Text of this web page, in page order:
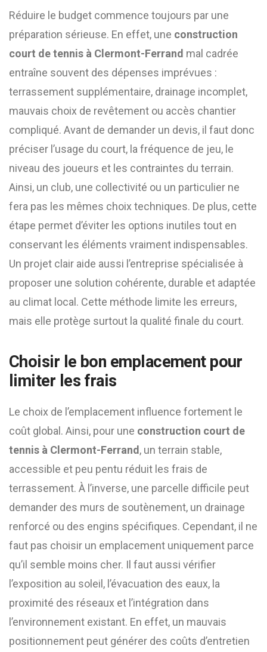
Réduire le budget commence toujours par une
préparation sérieuse. En effet, une construction
court de tennis à Clermont-Ferrand mal cadrée
entraîne souvent des dépenses imprévues :
terrassement supplémentaire, drainage incomplet,
mauvais choix de revêtement ou accès chantier
compliqué. Avant de demander un devis, il faut donc
préciser l’usage du court, la fréquence de jeu, le
niveau des joueurs et les contraintes du terrain.
Ainsi, un club, une collectivité ou un particulier ne
fera pas les mêmes choix techniques. De plus, cette
étape permet d’éviter les options inutiles tout en
conservant les éléments vraiment indispensables.
Un projet clair aide aussi l’entreprise spécialisée à
proposer une solution cohérente, durable et adaptée
au climat local. Cette méthode limite les erreurs,
mais elle protège surtout la qualité finale du court.
Choisir le bon emplacement pour
limiter les frais
Le choix de l’emplacement influence fortement le
coût global. Ainsi, pour une construction court de
tennis à Clermont-Ferrand , un terrain stable,
accessible et peu pentu réduit les frais de
terrassement. À l’inverse, une parcelle difficile peut
demander des murs de soutènement, un drainage
renforcé ou des engins spécifiques. Cependant, il ne
faut pas choisir un emplacement uniquement parce
qu’il semble moins cher. Il faut aussi vérifier
l’exposition au soleil, l’évacuation des eaux, la
proximité des réseaux et l’intégration dans
l’environnement existant. En effet, un mauvais
positionnement peut générer des coûts d’entretien